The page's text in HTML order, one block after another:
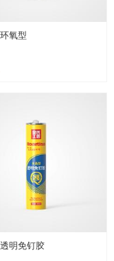
氧型
明免钉胶